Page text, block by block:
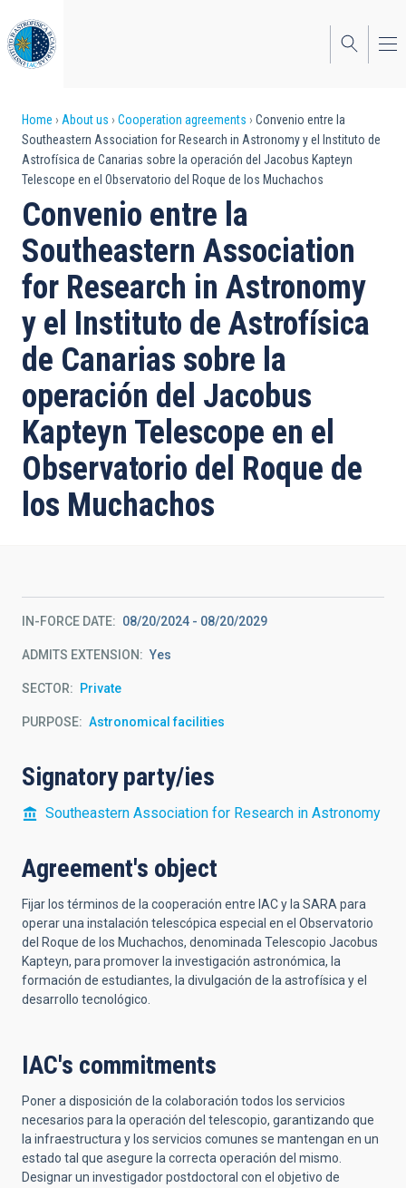
to
main
content
Breadcrumb
Home About us Cooperation agreements
Convenio entre la
Southeastern Association for Research in Astronomy y el Instituto de
Astrofísica de Canarias sobre la operación del Jacobus Kapteyn
Telescope en el Observatorio del Roque de los Muchachos
Convenio entre la
Southeastern Association
for Research in Astronomy
y el Instituto de Astrofísica
de Canarias sobre la
operación del Jacobus
Kapteyn Telescope en el
Observatorio del Roque de
los Muchachos
IN-FORCE DATE 08/20/2024 - 08/20/2029
ADMITS EXTENSION Yes
SECTOR Private
PURPOSE Astronomical facilities
Signatory party/ies
Southeastern Association for Research in Astronomy
Agreement's object
Fijar los términos de la cooperación entre IAC y la SARA para
operar una instalación telescópica especial en el Observatorio
del Roque de los Muchachos, denominada Telescopio Jacobus
Kapteyn, para promover la investigación astronómica, la
formación de estudiantes, la divulgación de la astrofísica y el
desarrollo tecnológico.
IAC's commitments
Poner a disposición de la colaboración todos los servicios
necesarios para la operación del telescopio, garantizando que
la infraestructura y los servicios comunes se mantengan en un
estado tal que asegure la correcta operación del mismo.
Designar un investigador postdoctoral con el objetivo de